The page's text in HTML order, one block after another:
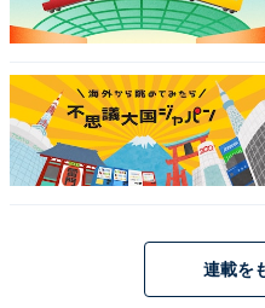
ノ、ジュンヴァルロ の3頭
う意外な展開。これに対
手以下の位置取りに。「こ
連載を